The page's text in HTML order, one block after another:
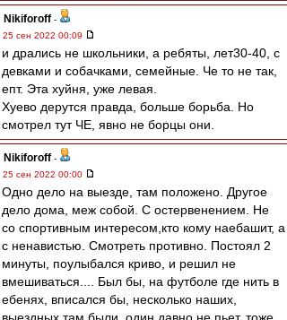
Nikiforoff -
25 сен 2022 00:09
и дрались не школьники, а ребяты, лет30-40, с
девками и собачками, семейные. Че то не так,
епт. Эта хуйня, уже левая.
Хуево дерутся правда, больше борьба. Но
смотрел тут ЧЕ, явно не борцы они.
Nikiforoff -
25 сен 2022 00:00
Одно дело на выезде, там положено. Другое
дело дома, меж собой. С остервенением. Не
со спортивным интересом,кто кому наебашит, а
с ненавистью. Смотреть противно. Постоял 2
минуты, поулыбался криво, и решил не
вмешиваться.... Был бы, на футболе где нить в
ебенях, вписался бы, несколько наших,